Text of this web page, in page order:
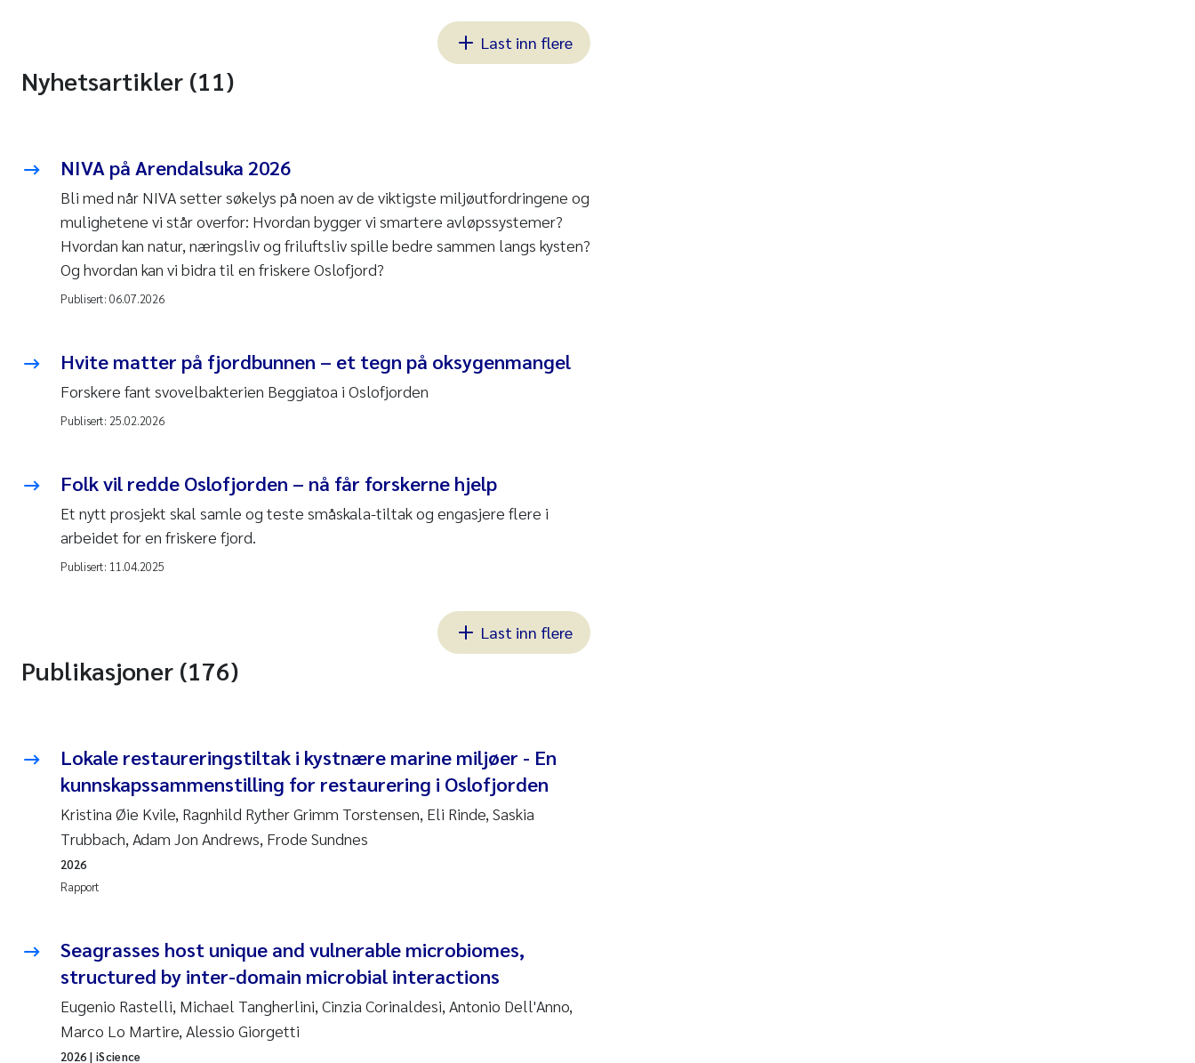
Last inn flere
Nyhetsartikler (11)
NIVA på Arendalsuka 2026
Bli med når NIVA setter søkelys på noen av de viktigste miljøutfordringene og
mulighetene vi står overfor: Hvordan bygger vi smartere avløpssystemer?
Hvordan kan natur, næringsliv og friluftsliv spille bedre sammen langs kysten?
Og hvordan kan vi bidra til en friskere Oslofjord?
Publisert: 06.07.2026
Hvite matter på fjordbunnen – et tegn på oksygenmangel
Forskere fant svovelbakterien Beggiatoa i Oslofjorden
Publisert: 25.02.2026
Folk vil redde Oslofjorden – nå får forskerne hjelp
Et nytt prosjekt skal samle og teste småskala-tiltak og engasjere flere i
arbeidet for en friskere fjord.
Publisert: 11.04.2025
Last inn flere
Publikasjoner (176)
Lokale restaureringstiltak i kystnære marine miljøer - En
kunnskapssammenstilling for restaurering i Oslofjorden
Kristina Øie Kvile, Ragnhild Ryther Grimm Torstensen, Eli Rinde, Saskia
Trubbach, Adam Jon Andrews, Frode Sundnes
Rapport
2026
Seagrasses host unique and vulnerable microbiomes,
structured by inter-domain microbial interactions
Eugenio Rastelli, Michael Tangherlini, Cinzia Corinaldesi, Antonio Dell'Anno,
Marco Lo Martire, Alessio Giorgetti
2026 | iScience